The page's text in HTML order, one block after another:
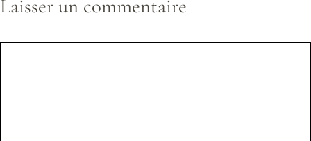
Laisser un commentaire